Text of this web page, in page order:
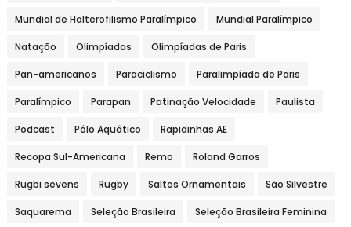
Mundial de Halterofilismo Paralímpico Mundial Paralímpico
Natação Olimpíadas Olimpíadas de Paris
Pan-americanos Paraciclismo Paralimpíada de Paris
Paralímpico Parapan Patinação Velocidade Paulista
Podcast Pólo Aquático Rapidinhas AE
Recopa Sul-Americana Remo Roland Garros
Rugbi sevens Rugby Saltos Ornamentais São Silvestre
Saquarema Seleção Brasileira Seleção Brasileira Feminina